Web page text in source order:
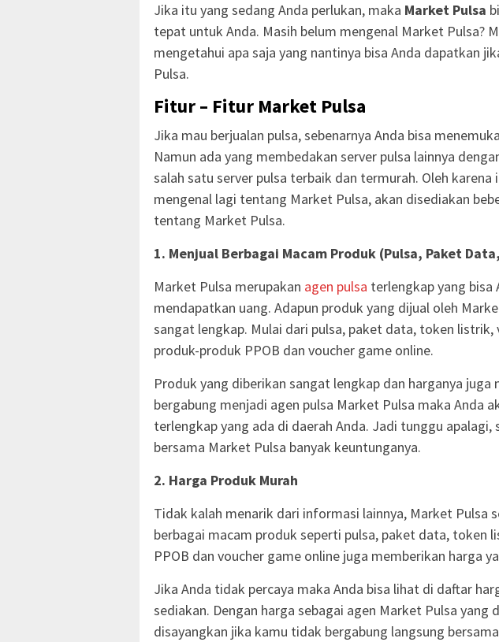
Jika itu yang sedang Anda perlukan, maka Market Pulsa
tepat untuk Anda. Masih belum mengenal Market Pulsa?
mengetahui apa saja yang nantinya bisa Anda dapatkan
Pulsa.
Fitur – Fitur Market Pulsa
Jika mau berjualan pulsa, sebenarnya Anda bisa
Namun ada yang membedakan server pulsa lainnya
salah satu server pulsa terbaik dan termurah. Oleh karena
mengenal lagi tentang Market Pulsa, akan disediakan
tentang Market Pulsa.
1. Menjual Berbagai Macam Produk (Pulsa, Paket
Market Pulsa merupakan agen pulsa terlengkap yang
mendapatkan uang. Adapun produk yang dijual oleh
sangat lengkap. Mulai dari pulsa, paket data, token listrik,
produk-produk PPOB dan voucher game online.
Produk yang diberikan sangat lengkap dan harganya juga
bergabung menjadi agen pulsa Market Pulsa maka Anda
terlengkap yang ada di daerah Anda. Jadi tunggu
bersama Market Pulsa banyak keuntunganya.
2. Harga Produk Murah
Tidak kalah menarik dari informasi lainnya, Market Pulsa
berbagai macam produk seperti pulsa, paket data, token
PPOB dan voucher game online juga memberikan harga
Jika Anda tidak percaya maka Anda bisa lihat di daftar
sediakan. Dengan harga sebagai agen Market Pulsa yang
disayangkan jika kamu tidak bergabung langsung